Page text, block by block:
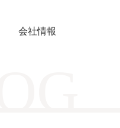
会社情報